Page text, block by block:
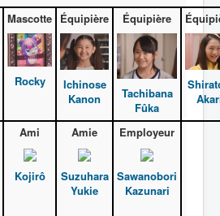
Mascotte
Rocky
Équipière
Ichinose
Kanon
Équipière
Tachibana
Fûka
Ami
Kojirô
Amie
Suzuhara
Yukie
Employeur
Sawanobori
Kazunari